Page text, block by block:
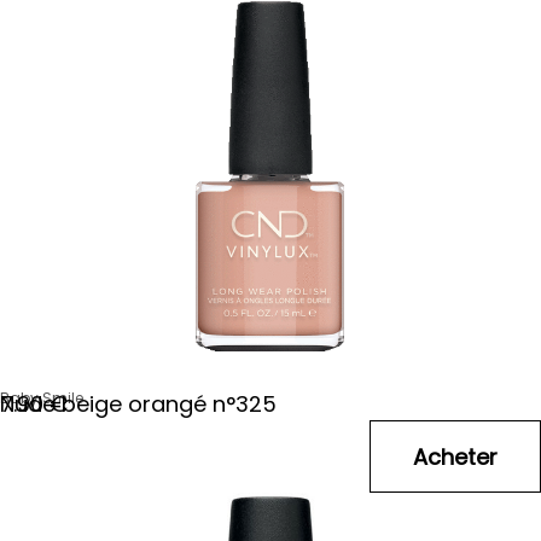
Baby Smile
Nude beige orangé n°325
7.90 €